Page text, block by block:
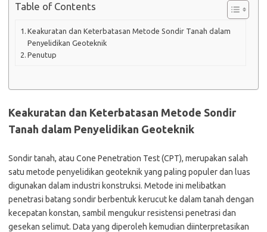
Table of Contents
Keakuratan dan Keterbatasan Metode Sondir Tanah dalam
Penyelidikan Geoteknik
Penutup
Keakuratan dan Keterbatasan Metode Sondir
Tanah dalam Penyelidikan Geoteknik
Sondir tanah, atau Cone Penetration Test (CPT), merupakan salah
satu metode penyelidikan geoteknik yang paling populer dan luas
digunakan dalam industri konstruksi. Metode ini melibatkan
penetrasi batang sondir berbentuk kerucut ke dalam tanah dengan
kecepatan konstan, sambil mengukur resistensi penetrasi dan
gesekan selimut. Data yang diperoleh kemudian diinterpretasikan